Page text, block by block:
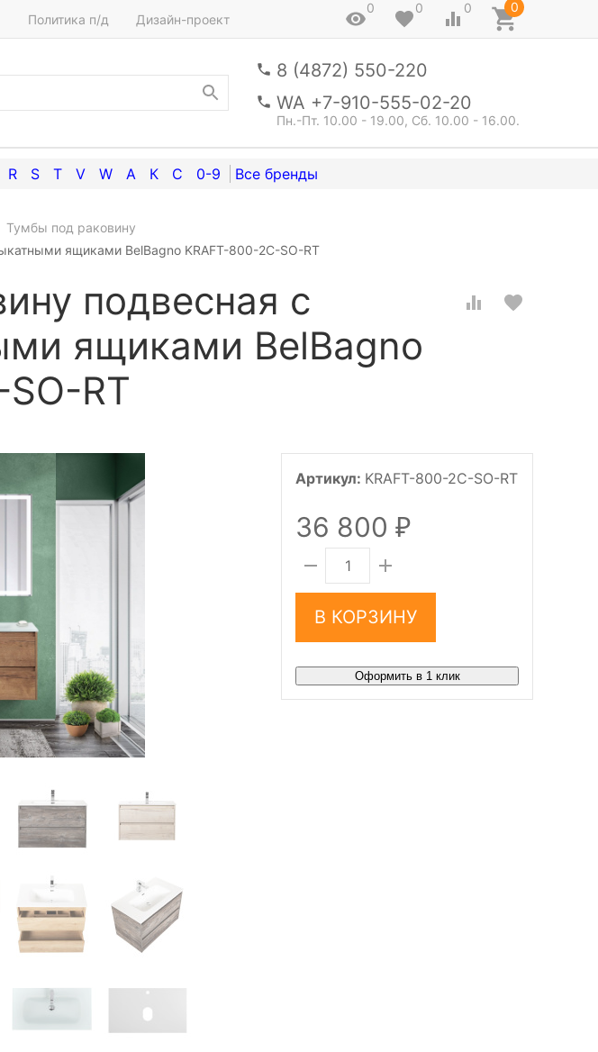
Политика п/д Дизайн-проект
0 0 0 0
8 (4872) 550-220
WA +7-910-555-02-20
Пн.-Пт. 10.00 - 19.00, Сб. 10.00 - 16.00.
R S T V W А К С 0-9
Тумбы под раковину
ящиками BelBagno KRAFT-800-2C-SO-RT
подвесная с
ящиками BelBagno
RT
Артикул: KRAFT-800-2C-SO-RT
36 800 ₽
В КОРЗИНУ
Оформить в 1 клик